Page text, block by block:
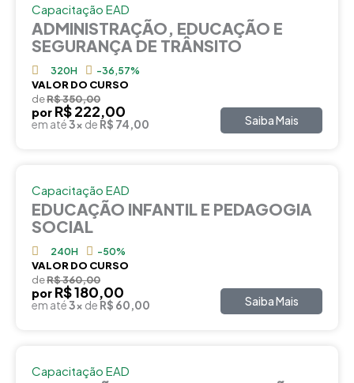
Capacitação EAD
ADMINISTRAÇÃO, EDUCAÇÃO E
SEGURANÇA DE TRÂNSITO
320H -36,57%
VALOR DO CURSO
deR$ 350,00
por R$ 222,00
em até3x de R$ 74,00 Saiba Mais
Capacitação EAD
EDUCAÇÃO INFANTIL E PEDAGOGIA
SOCIAL
240H -50%
VALOR DO CURSO
deR$ 360,00
por R$ 180,00
em até3x de R$ 60,00 Saiba Mais
Capacitação EAD